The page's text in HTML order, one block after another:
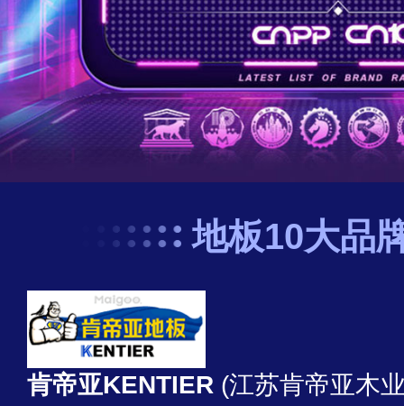
地板10大品
肯帝亚KENTIER (江苏肯帝亚木